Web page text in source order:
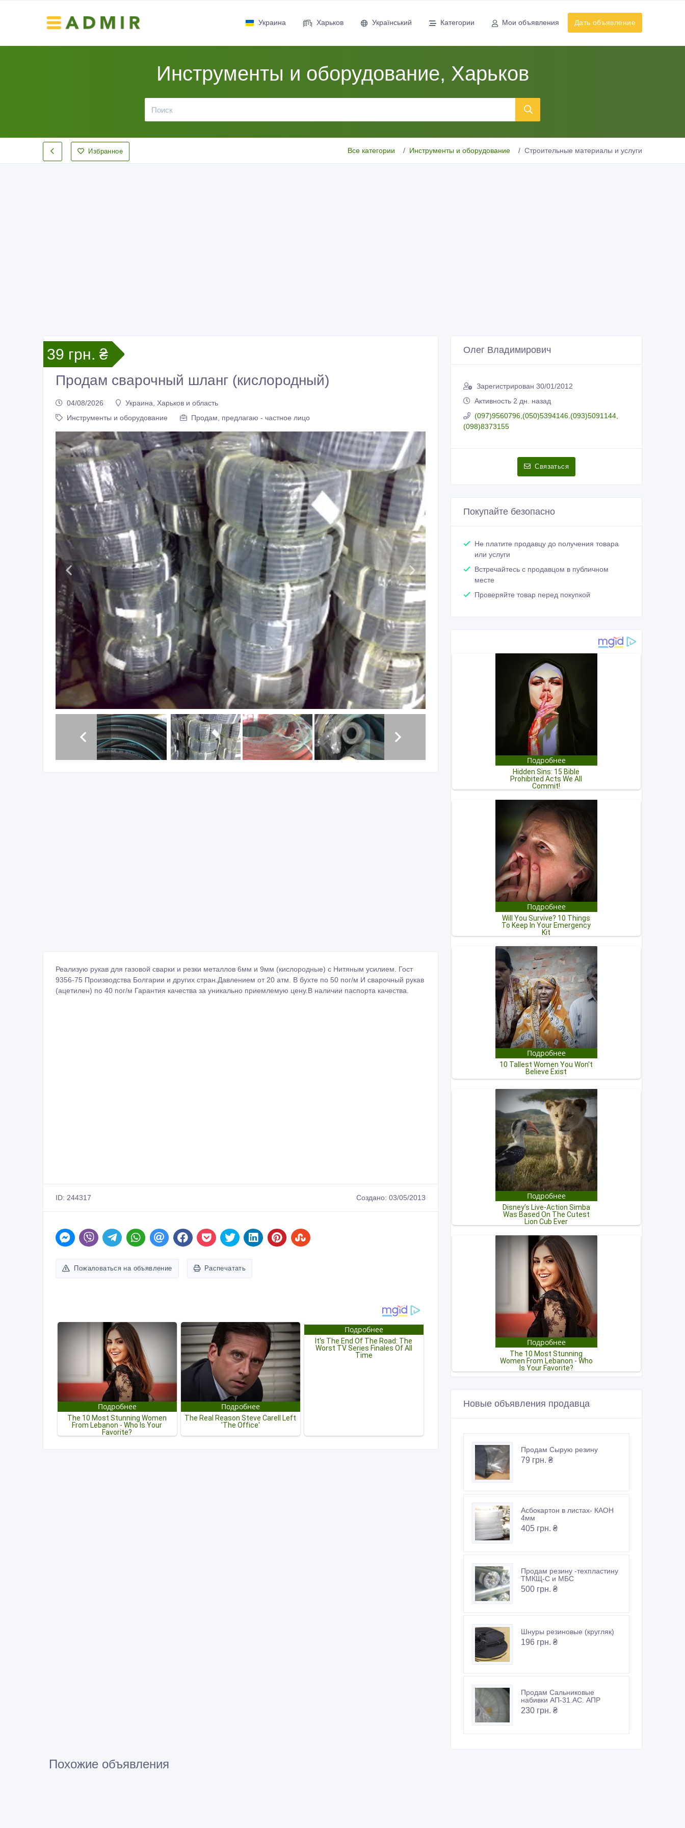
Украина Харьков Український Категории Мои объявления Дать объявление
Инструменты и оборудование, Харьков
Избранное Все категории Инструменты и оборудование Строительные материалы и услуги
39 грн. ₴
Продам сварочный шланг (кислородный)
04/08/2026
Украина, Харьков и область
Инструменты и оборудование
Продам, предлагаю - частное лицо
Реализую рукав для газовой сварки и резки металлов 6мм и 9мм (кислородные) с Нитяным усилием. Гост
9356-75 Производства Болгарии и других стран.Давлением от 20 атм. В бухте по 50 пог/м И сварочный рукав
(ацетилен) по 40 пог/м Гарантия качества за уникально приемлемую цену.В наличии паспорта качества.
ID: 244317 Создано: 03/05/2013
Пожаловаться на объявление Распечатать
Олег Владимирович
Зарегистрирован 30/01/2012
Активность 2 дн. назад
(097)9560796,(050)5394146.(093)5091144,
(098)8373155
Связаться
Покупайте безопасно
Не платите продавцу до получения товара
или услуги
Встречайтесь с продавцом в публичном
месте
Проверяйте товар перед покупкой
Новые объявления продавца
Продам Сырую резину
79 грн. ₴
Асбокартон в листах- КАОН
4мм
405 грн. ₴
Продам резину -техпластину
ТМКЩ-С и МБС
500 грн. ₴
Шнуры резиновые (кругляк)
196 грн. ₴
Продам Сальниковые
набивки АП-31.АС. АПР
230 грн. ₴
Похожие объявления